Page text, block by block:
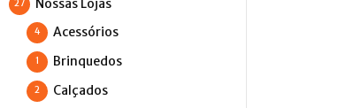
Nossas Lojas
27
Acessórios
4
Brinquedos
1
Calçados
2